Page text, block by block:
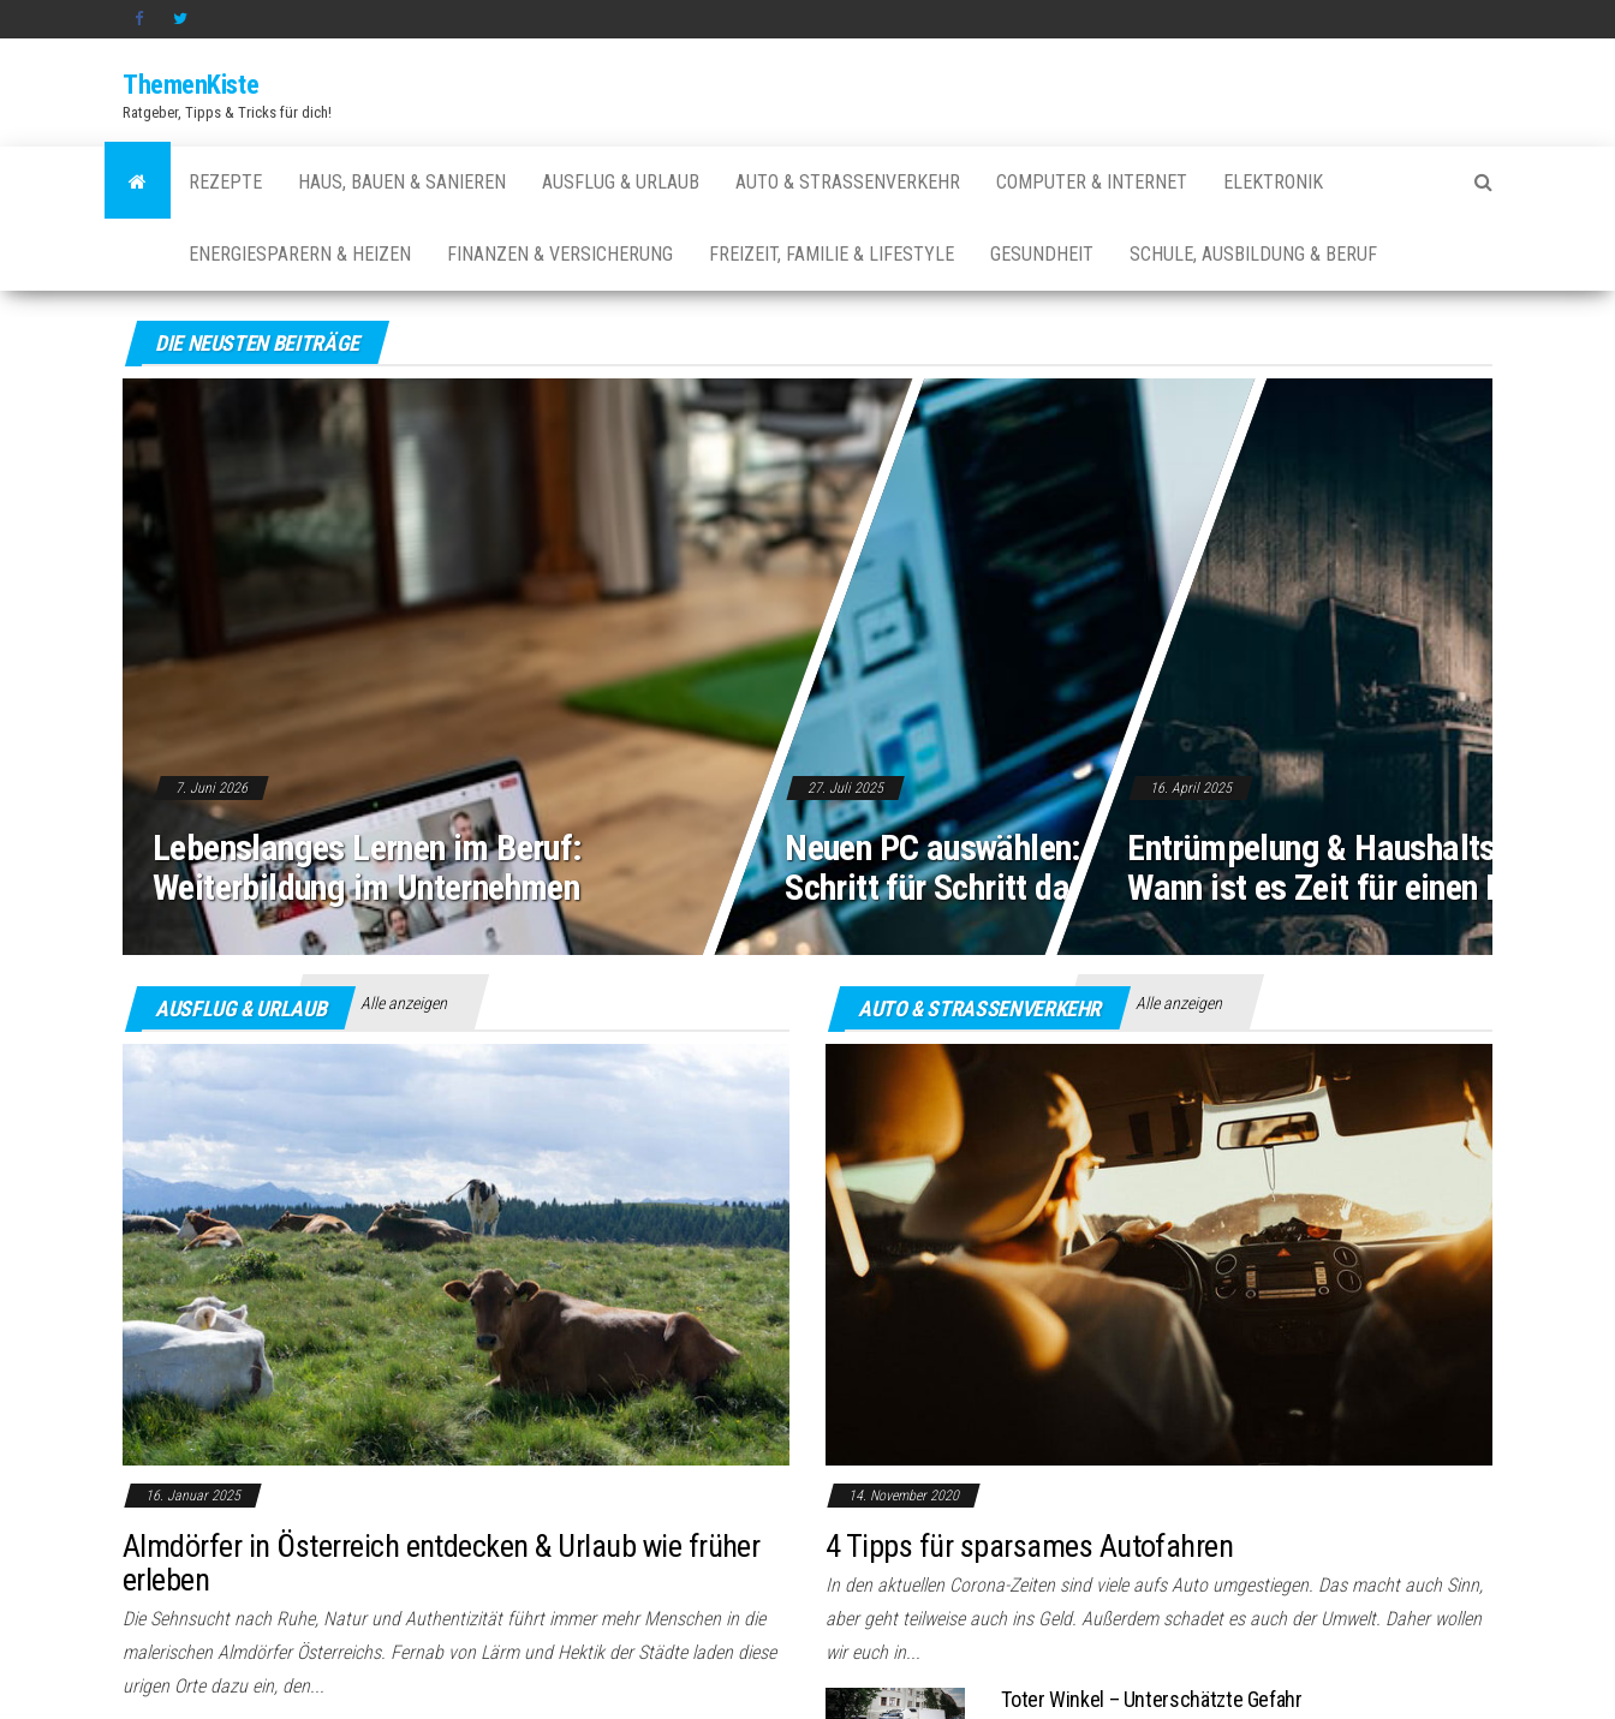
ThemenKiste
Ratgeber, Tipps & Tricks für dich!
REZEPTE HAUS, BAUEN & SANIEREN AUSFLUG & URLAUB AUTO & STRASSENVERKEHR COMPUTER & INTERNET ELEKTRONIK
ENERGIESPARERN & HEIZEN FINANZEN & VERSICHERUNG FREIZEIT, FAMILIE & LIFESTYLE GESUNDHEIT SCHULE, AUSBILDUNG & BERUF
DIE NEUSTEN BEITRÄGE
7. Juni 2026
Lebenslanges Lernen im Beruf:
Weiterbildung im Unternehmen
27. Juli 2025
Neuen PC auswählen: So findest du
Schritt für Schritt das richtige Modell
16. April 2025
Entrümpelung &
Wann ist es Zeit für einen
AUSFLUG & URLAUB Alle anzeigen
16. Januar 2025
Almdörfer in Österreich entdecken & Urlaub wie früher
erleben
Die Sehnsucht nach Ruhe, Natur und Authentizität führt immer mehr Menschen in die
malerischen Almdörfer Österreichs. Fernab von Lärm und Hektik der Städte laden diese
urigen Orte dazu ein, den...
AUTO & STRASSENVERKEHR Alle anzeigen
14. November 2020
4 Tipps für sparsames Autofahren
In den aktuellen Corona-Zeiten sind viele aufs Auto umgestiegen. Das macht auch Sinn,
aber geht teilweise auch ins Geld. Außerdem schadet es auch der Umwelt. Daher wollen
wir euch in...
Toter Winkel – Unterschätzte Gefahr